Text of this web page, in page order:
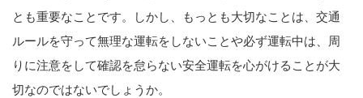
とも重要なことです。しかし、もっとも大切なことは、交通
ルールを守って無理な運転をしないことや必ず運転中は、周
りに注意をして確認を怠らない安全運転を心がけることが大
切なのではないでしょうか。